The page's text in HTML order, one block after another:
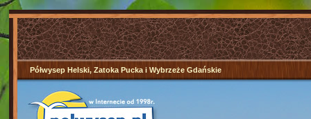
Półwysep Helski, Zatoka Pucka i Wybrzeże Gdańskie